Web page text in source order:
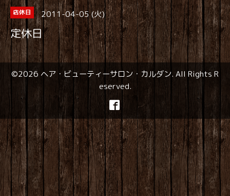
店休日 2011-04-05 (火)
定休日
©2026 ヘア・ビューティーサロン・カルダン. All Rights R
eserved.